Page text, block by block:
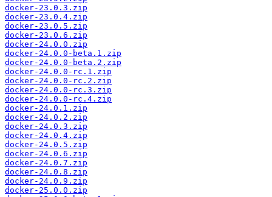
docker-23.0.3.zip
docker-23.0.4.zip
docker-23.0.5.zip
docker-23.0.6.zip
docker-24.0.0.zip
docker-24.0.0-beta.1.zip
docker-24.0.0-beta.2.zip
docker-24.0.0-rc.1.zip
docker-24.0.0-rc.2.zip
docker-24.0.0-rc.3.zip
docker-24.0.0-rc.4.zip
docker-24.0.1.zip
docker-24.0.2.zip
docker-24.0.3.zip
docker-24.0.4.zip
docker-24.0.5.zip
docker-24.0.6.zip
docker-24.0.7.zip
docker-24.0.8.zip
docker-24.0.9.zip
docker-25.0.0.zip